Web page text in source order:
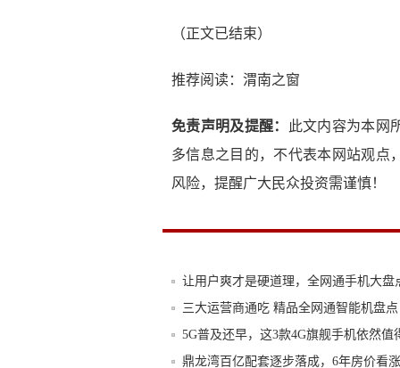
（正文已结束）
推荐阅读： 渭南之窗
免责声明及提醒：
此文内容为本网
多信息之目的，不代表本网站观点
风险，提醒广大民众投资需谨慎！
让用户爽才是硬道理，全网通手机大盘
三大运营商通吃 精品全网通智能机盘点
5G普及还早，这3款4G旗舰手机依然值
鼎龙湾百亿配套逐步落成，6年房价看